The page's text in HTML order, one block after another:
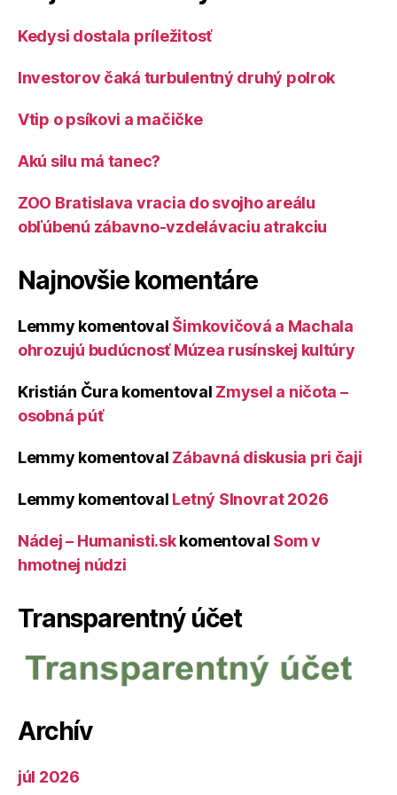
Kedysi dostala príležitosť
Investorov čaká turbulentný druhý polrok
Vtip o psíkovi a mačičke
Akú silu má tanec?
ZOO Bratislava vracia do svojho areálu
obľúbenú zábavno-vzdelávaciu atrakciu
Najnovšie komentáre
Lemmy komentoval Šimkovičová a Machala
ohrozujú budúcnosť Múzea rusínskej kultúry
Kristián Čura komentoval Zmysel a ničota –
osobná púť
Lemmy komentoval Zábavná diskusia pri čaji
Lemmy komentoval Letný Slnovrat 2026
Nádej – Humanisti.skkomentoval Som v
hmotnej núdzi
Transparentný účet
Archív
júl 2026